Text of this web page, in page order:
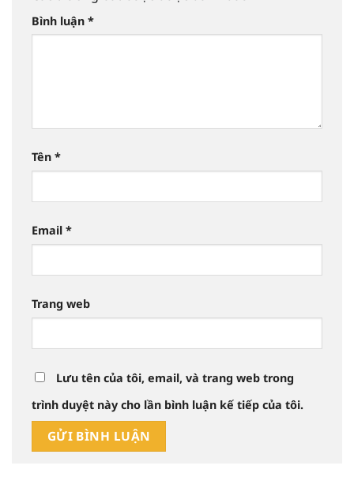
Bình luận *
Tên *
Email *
Trang web
Lưu tên của tôi, email, và trang web trong
trình duyệt này cho lần bình luận kế tiếp của tôi.